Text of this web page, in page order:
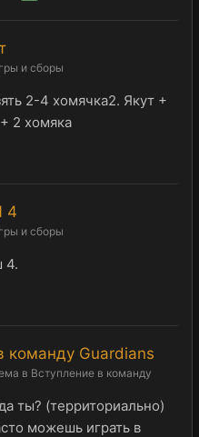
и сборы
2-4 хомячка2. Якут +
2 хомяка
4
и сборы
4.
команду Guardians
в Вступление в команду
ты? (территориально)
можешь играть в